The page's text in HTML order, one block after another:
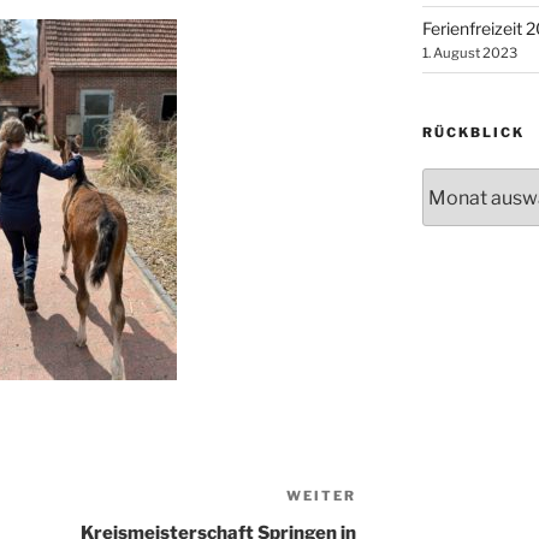
Beitrag
WEITER
Kreismeisterschaft Springen in
Ferienfreizeit
1. August 2023
RÜCKBLICK